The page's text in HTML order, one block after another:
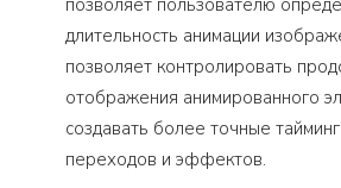
позволяет пользователю
длительность анимации
позволяет контролировать
отображения анимированного
создавать более точные
переходов и эффектов.